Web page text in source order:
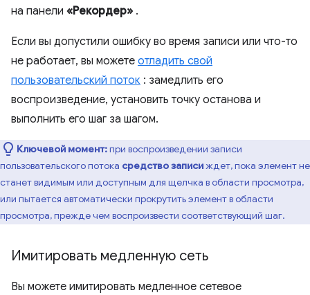
на панели «Рекордер» .
Если вы допустили ошибку во время записи или что-то
не работает, вы можете отладить свой
пользовательский поток : замедлить его
воспроизведение, установить точку останова и
выполнить его шаг за шагом.
Ключевой момент:при воспроизведении записи
пользовательского потока средство записиждет, пока элемент не
станет видимым или доступным для щелчка в области просмотра,
или пытается автоматически прокрутить элемент в области
просмотра, прежде чем воспроизвести соответствующий шаг.
Имитировать медленную сеть
Вы можете имитировать медленное сетевое